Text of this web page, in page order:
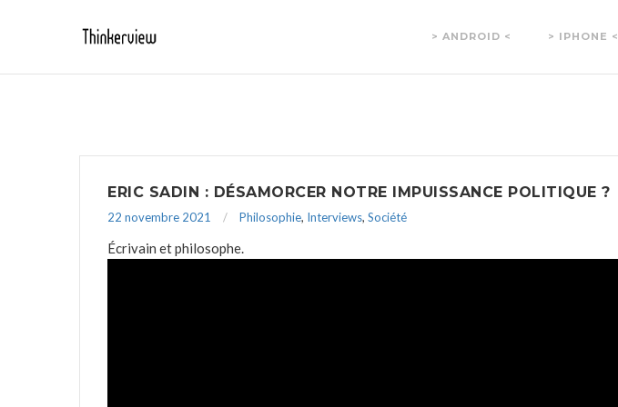
> ANDROID < > IPHONE <
ERIC SADIN : DÉSAMORCER NOTRE IMPUISSANCE POLITIQUE ?
22 novembre 2021 Philosophie, Interviews, Société
Écrivain et philosophe.